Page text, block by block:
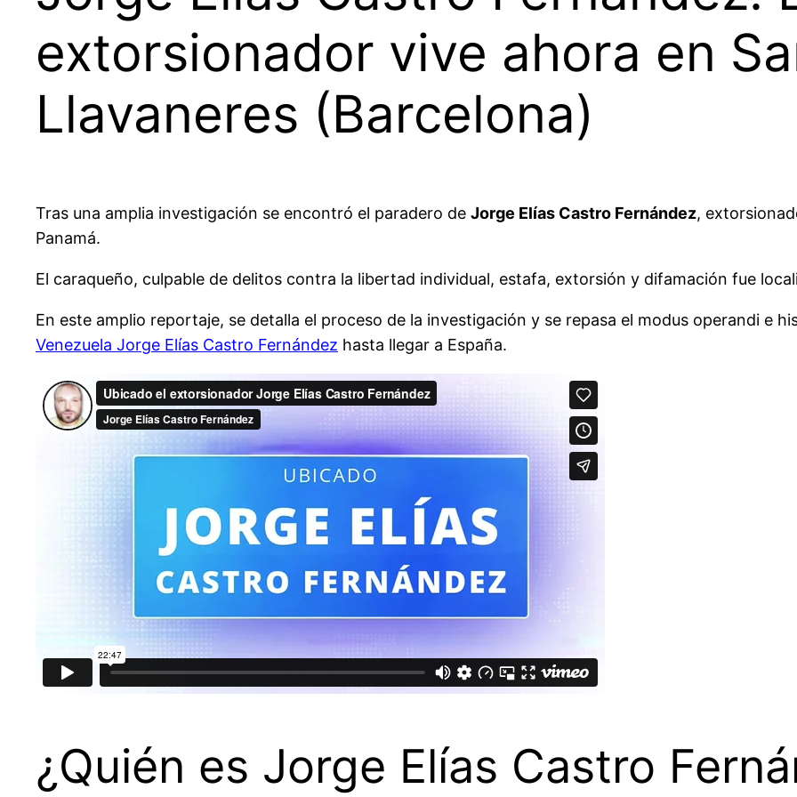
extorsionador vive ahora en
Llavaneres (Barcelona)
Tras una amplia investigación se encontró el paradero de Jorge Elías Castro Fernández,
Panamá.
El caraqueño, culpable de delitos contra la libertad individual, estafa, extorsión y difamación fue
En este amplio reportaje, se detalla el proceso de la investigación y se repasa el modus operandi e
Venezuela Jorge Elías Castro Fernández hasta llegar a España.
¿Quién es Jorge Elías Castro